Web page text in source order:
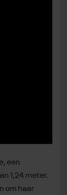
een
1,24 meter.
om haar